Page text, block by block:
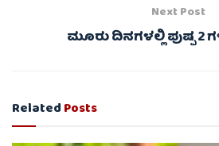
Next Post
ಮೂರು ದಿನಗಳಲ್ಲಿ ಪುಷ್ಪ 2
RelatedPosts